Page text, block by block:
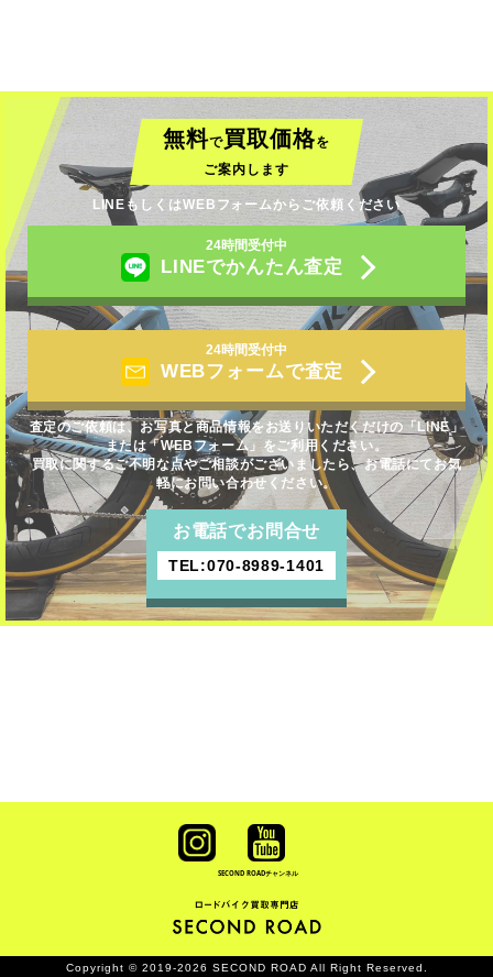
無料で買取価格を
ご案内します
LINEもしくはWEBフォームからご依頼ください
24時間受付中
LINEでかんたん査定
24時間受付中
WEBフォームで査定
査定のご依頼は、お写真と商品情報をお送りいただくだけの「LINE」
または「WEBフォーム」をご利用ください。
買取に関するご不明な点やご相談がございましたら、お電話にてお気
軽にお問い合わせください。
お電話でお問合せ
TEL:070-8989-1401
SECOND ROADチャンネル
Copyright © 2019-2026 SECOND ROAD All Right Reserved.